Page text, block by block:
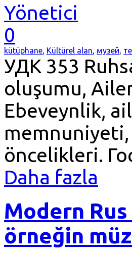
Yönetici
0
kütüphane Kültürel alan музей
УДК 353
oluşumu,
Ebeveynlik,
memnuniyeti,
öncelikleri.
Daha fazla
Modern
örneğin